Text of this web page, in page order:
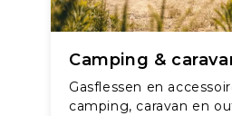
Camping &
Gasflessen en
camping, caravan en